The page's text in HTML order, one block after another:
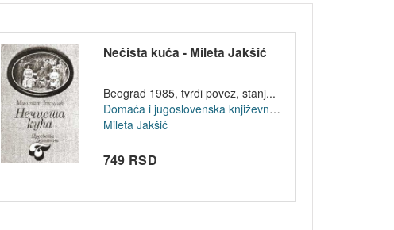
Nečista kuća - Mileta Jakšić
Beograd 1985, tvrdi povez, stanj...
Domaća i jugoslovenska književnost
Mileta Jakšić
749 RSD